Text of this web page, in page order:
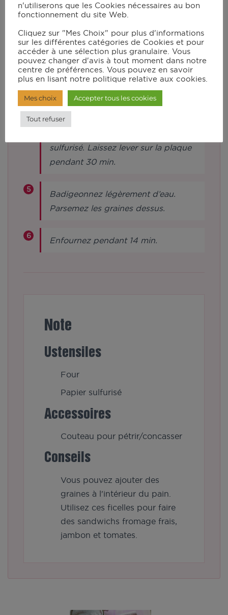
ajoutez le mélange levure/eau et la
farine. Verrouillez le couvercle et
lancez le programme pâte P1 pour 2
min 30s. Au bout d’1 min, ajoutez les
bouillons émiettés. Laissez lever
Formez 8 mini baguettes. Recouvrez
sulfurisé. Laissez lever sur la plaque
pendant 30 min.
Badigeonnez légèrement d’eau.
Parsemez les graines dessus.
Enfournez pendant 14 min.
Note
Ustensiles
Four
Papier sulfurisé
Accessoires
Couteau pour pétrir/concasser
Conseils
Vous pouvez ajouter des
graines à l'intérieur du pain.
Utilisez ces ficelles pour faire
des sandwichs fromage frais,
jambon et tomates.
n'utiliserons que les Cookies nécessaires au bon
fonctionnement du site Web.
Cliquez sur "Mes Choix" pour plus d'informations
sur les différentes catégories de Cookies et pour
accéder à une sélection plus granulaire. Vous
pouvez changer d'avis à tout moment dans notre
centre de préférences. Vous pouvez en savoir
plus en lisant notre politique relative aux cookies.
Mes choix Accepter tous les cookies
Tout refuser